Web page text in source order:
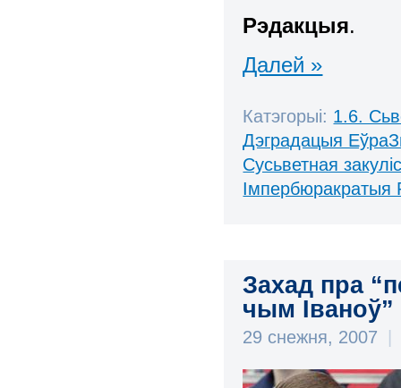
Рэдакцыя.
Далей »
Катэгорыі: 1.6.
Дэградацыя
Сусьветная
Імпербюракратыя
Захад пра
чым Іваноў”
29 снежня, 2007 |